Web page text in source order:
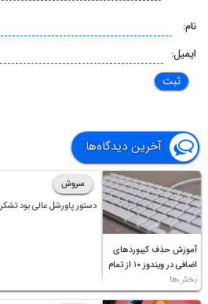
نام:
ایمیل:
آخرین دیدگاه‌ها
آموزش حذف کیبوردهای
اضافی در ویندوز ۱۰ از تمام
بخش‌ها
سروش
دستور پاورشل عالی بود تشکر